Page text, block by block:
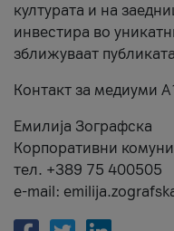
културата и на
инвестира во
зближуваат
Контакт за медиуми
Емилија Зографска
Корпоративни
тел. +389 75 400505
e-mail: